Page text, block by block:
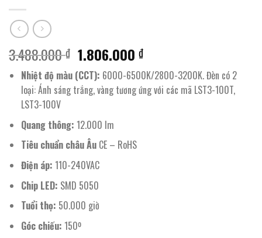
3.488.000₫ Giá
gốc
là:
3.488.000 ₫.
1.806.000₫Giá
hiện
tại
là:
Nhiệt độ màu (CCT): 6000-6500K/2800-3200K. Đèn có 2
loại: Ánh sáng trắng, vàng tương ứng với các mã LST3-100T,
LST3-100V
Quang thông: 12.000 lm
Tiêu chuẩn châu ÂuCE – RoHS
Điện áp: 110-240VAC
Chip LED: SMD 5050
Tuổi thọ: 50.000 giờ
Góc chiếu: 150º